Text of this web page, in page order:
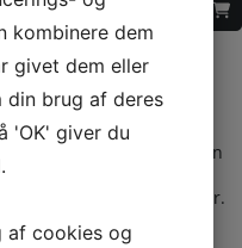
kontaktformular kan
har fået svar på her. Vi
indenfor 24 timer.
kombinere dem
givet dem eller
din brug af deres
'OK' giver du
af cookies og